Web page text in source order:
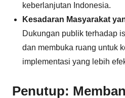
keberlanjutan Indonesia.
Kesadaran Masyarakat
Dukungan publik terhadap
dan membuka ruang untuk
implementasi yang lebih
Penutup: